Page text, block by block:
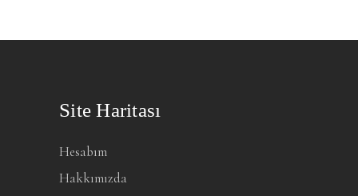
Site Haritası
Hesabım
Hakkımızda